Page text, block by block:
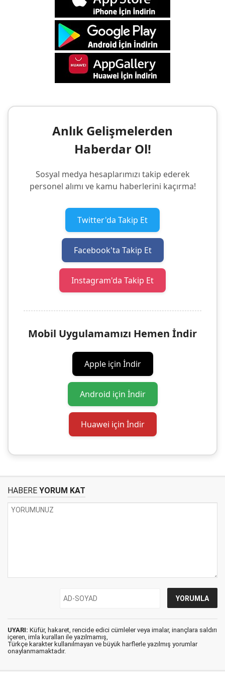
Anlık Gelişmelerden
Haberdar Ol!
Sosyal medya hesaplarımızı takip ederek
personel alımı ve kamu haberlerini kaçırma!
Twitter'da Takip Et
Facebook'ta Takip Et
Instagram'da Takip Et
Mobil Uygulamamızı Hemen İndir
Apple için İndir
Android için İndir
Huawei için İndir
HABERE YORUM KAT
UYARI: Küfür, hakaret, rencide edici cümleler veya imalar, inançlara saldırı
içeren, imla kuralları ile yazılmamış,
Türkçe karakter kullanılmayan ve büyük harflerle yazılmış yorumlar
onaylanmamaktadır.